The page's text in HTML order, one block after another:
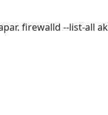
firewalld --list-all